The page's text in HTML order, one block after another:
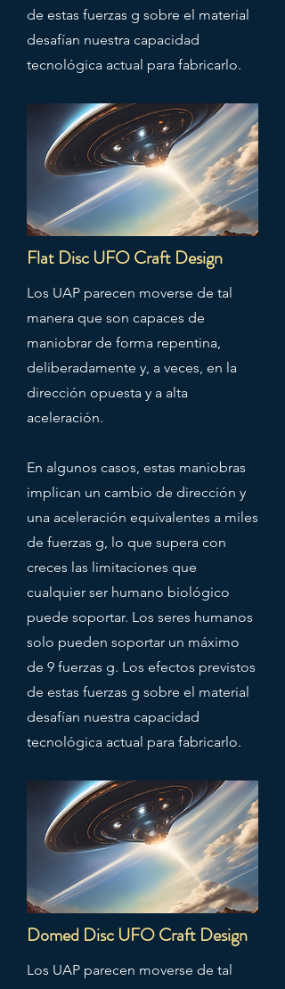
de estas fuerzas g sobre el material
desafían nuestra capacidad
tecnológica actual para fabricarlo.
Flat Disc UFO Craft Design
Los UAP parecen moverse de tal
manera que son capaces de
maniobrar de forma repentina,
deliberadamente y, a veces, en la
dirección opuesta y a alta
aceleración.
En algunos casos, estas maniobras
implican un cambio de dirección y
una aceleración equivalentes a miles
de fuerzas g, lo que supera con
creces las limitaciones que
cualquier ser humano biológico
puede soportar. Los seres humanos
solo pueden soportar un máximo
de 9 fuerzas g. Los efectos previstos
de estas fuerzas g sobre el material
desafían nuestra capacidad
tecnológica actual para fabricarlo.
Domed Disc UFO Craft Design
Los UAP parecen moverse de tal